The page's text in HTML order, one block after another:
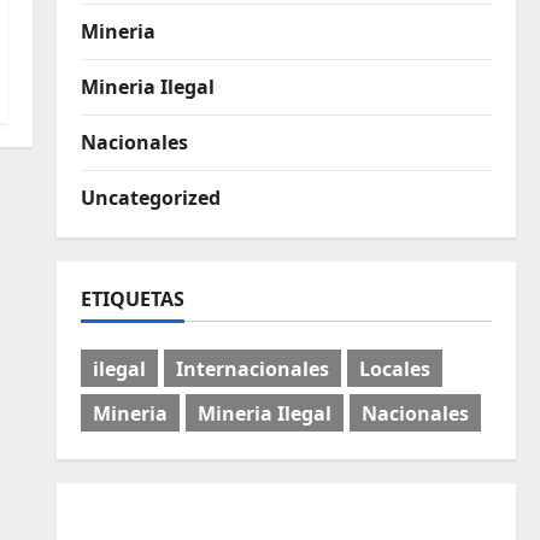
Mineria
Mineria Ilegal
Nacionales
Uncategorized
ETIQUETAS
ilegal Internacionales
Locales
Mineria
Mineria Ilegal Nacionales